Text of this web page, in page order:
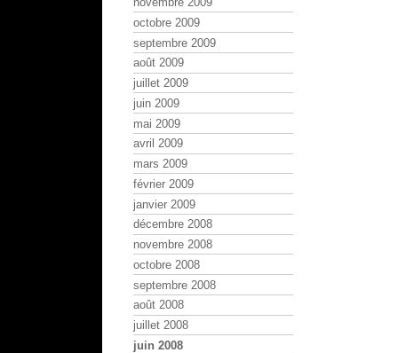
octobre 2009
septembre 2009
août 2009
juillet 2009
juin 2009
mai 2009
avril 2009
mars 2009
février 2009
janvier 2009
décembre 2008
novembre 2008
octobre 2008
septembre 2008
août 2008
juillet 2008
juin 2008